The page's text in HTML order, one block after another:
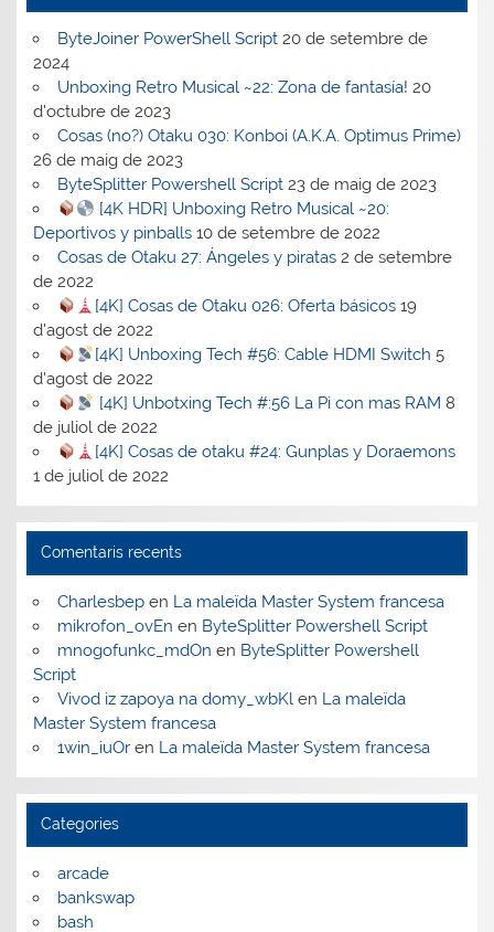
ByteJoiner PowerShell Script 20 de setembre de
2024
Unboxing Retro Musical ~22: Zona de fantasía! 20
d'octubre de 2023
Cosas (no?) Otaku 030: Konboi (A.K.A. Optimus Prime)
26 de maig de 2023
ByteSplitter Powershell Script 23 de maig de 2023
[4K HDR] Unboxing Retro Musical ~20:
Deportivos y pinballs 10 de setembre de 2022
Cosas de Otaku 27: Ángeles y piratas 2 de setembre
de 2022
[4K] Cosas de Otaku 026: Oferta básicos 19
d'agost de 2022
[4K] Unboxing Tech #56: Cable HDMI Switch 5
d'agost de 2022
[4K] Unbotxing Tech #:56 La Pi con mas RAM 8
de juliol de 2022
[4K] Cosas de otaku #24: Gunplas y Doraemons
1 de juliol de 2022
Comentaris recents
Charlesbepen La maleïda Master System francesa
mikrofon_ovEn en ByteSplitter Powershell Script
mnogofunkc_mdOn en ByteSplitter Powershell
Script
Vivod iz zapoya na domy_wbKlen La maleïda
Master System francesa
1win_iuOren La maleïda Master System francesa
Categories
arcade
bankswap
bash